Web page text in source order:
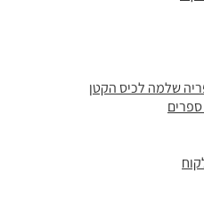
שלמה לכיס הקטן